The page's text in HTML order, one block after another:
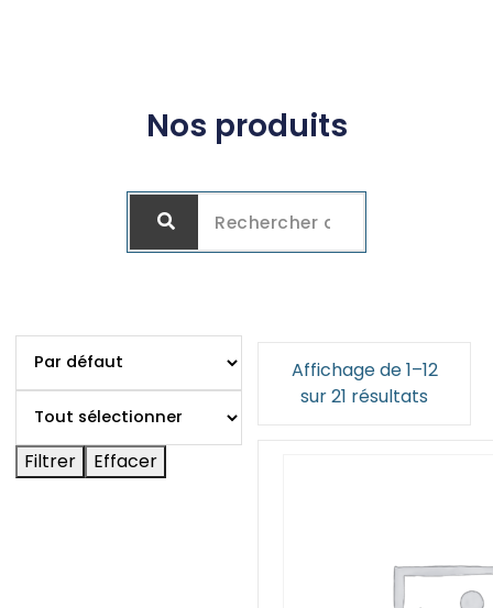
Nos produits
Filtrer Effacer
Affichage de 1–12
sur 21 résultats